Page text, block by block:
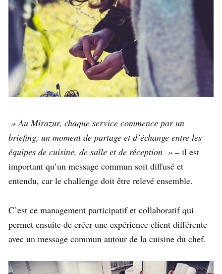
» Au Mirazur, chaque service commence par un
briefing, un moment de partage et d’échange entre les
équipes de cuisine, de salle et de réception » – il est
important qu’un message commun soit diffusé et
entendu, car le challenge doit être relevé ensemble.
C’est ce management participatif et collaboratif qui
permet ensuite de créer une expérience client différente
avec un message commun autour de la cuisine du chef.